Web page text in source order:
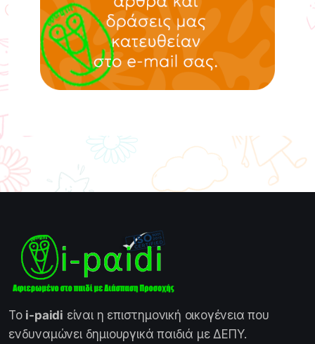
Το i-paidi είναι η επιστημονική οικογένεια που
ενδυναμώνει δημιουργικά παιδιά με ΔΕΠΥ.